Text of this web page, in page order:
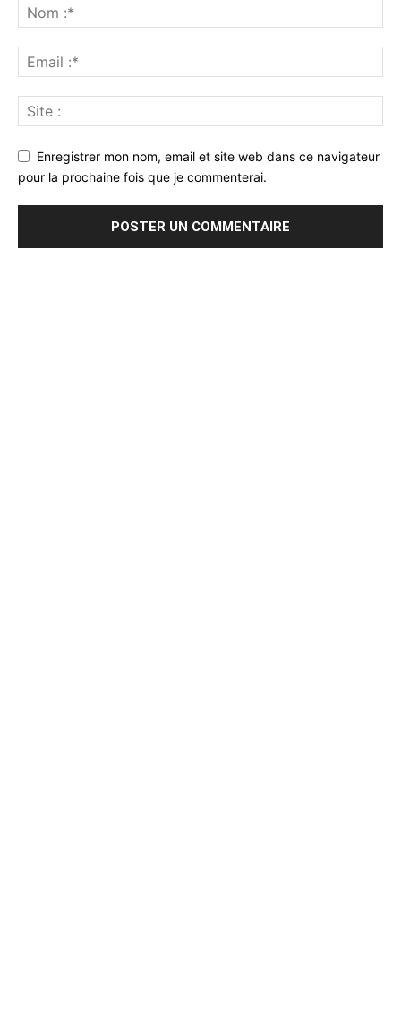
Enregistrer mon nom, email et site web dans ce navigateur
pour la prochaine fois que je commenterai.